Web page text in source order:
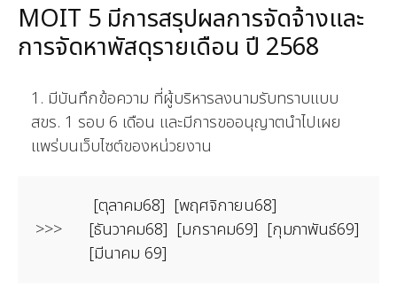
MOIT 5 มีการสรุปผลการจัดจ้างและ
การจัดหาพัสดุรายเดือน ปี 2568
1. มีบันทึกข้อความ ที่ผู้บริหารลงนามรับทราบแบบ
สขร. 1 รอบ 6 เดือน และมีการขออนุญาตนำไปเผย
แพร่บนเว็บไซต์ของหน่วยงาน
>>>
[ตุลาคม68] [พฤศจิกายน68]
[ธันวาคม68] [มกราคม69] [กุมภาพันธ์69]
[มีนาคม 69]